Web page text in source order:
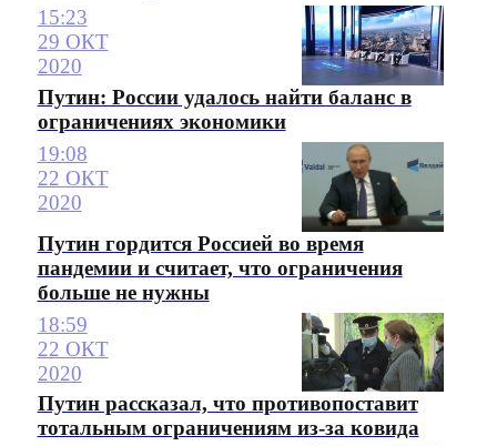
15:23
29 ОКТ
2020
Путин: России удалось найти баланс в
ограничениях экономики
19:08
22 ОКТ
2020
Путин гордится Россией во время
пандемии и считает, что ограничения
больше не нужны
18:59
22 ОКТ
2020
Путин рассказал, что противопоставит
тотальным ограничениям из-за ковида